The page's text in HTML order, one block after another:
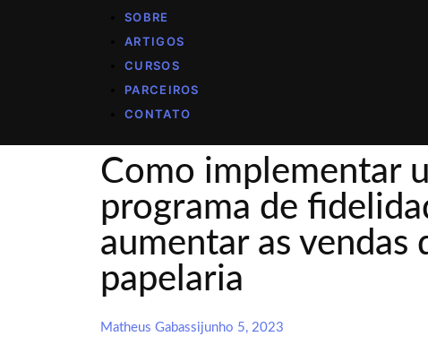
SOBRE
ARTIGOS
CURSOS
PARCEIROS
CONTATO
Como implementar
programa de
aumentar as vendas
papelaria
Matheus Gabassijunho 5, 2023